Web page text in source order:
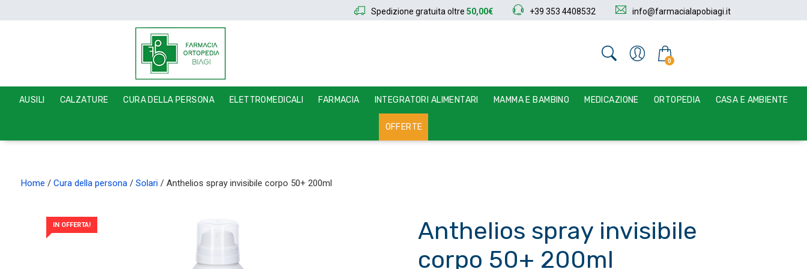
Spedizione gratuita oltre 50,00€ +39 353 4408532 info@farmacialapobiagi.it
0
AUSILI CALZATURE CURA DELLA PERSONA ELETTROMEDICALI FARMACIA INTEGRATORI ALIMENTARI MAMMA E BAMBINO MEDICAZIONE ORTOPEDIA CASA E AMBIENTE
OFFERTE
Home / Cura della persona / Solari / Anthelios spray invisibile corpo 50+ 200ml
IN OFFERTA!
Anthelios spray invisibile
corpo 50+ 200ml